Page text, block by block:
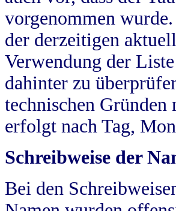
vorgenommen
der derzeitigen
Verwendung der
dahinter zu
technischen
erfolgt nach Tag,
Schreibweise der
Bei den